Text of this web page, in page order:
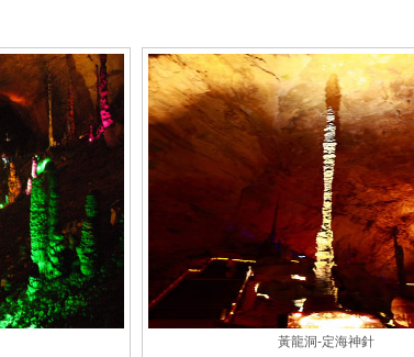
黃龍洞-定海神針